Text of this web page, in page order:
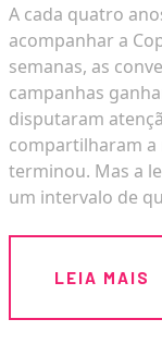
A cada quatro
acompanhar a
semanas, as
campanhas
disputaram
compartilharam a
terminou. Mas a
um intervalo de
LEIA MAIS